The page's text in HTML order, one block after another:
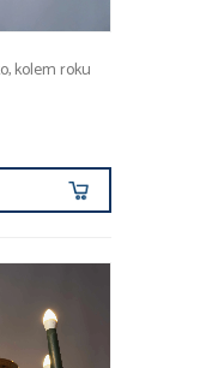
kolem roku